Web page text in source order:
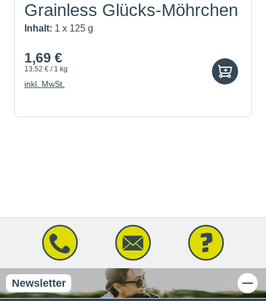
Grainless Glücks-Möhrchen
Inhalt: 1 x 125 g
1,69 €
13,52 € / 1 kg
inkl. MwSt.
Newsletter